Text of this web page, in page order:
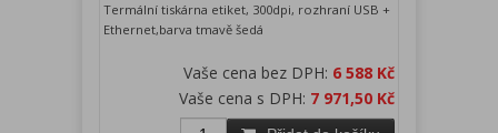
Termální tiskárna etiket, 300dpi, rozhraní USB +
Ethernet,barva tmavě šedá
Vaše cena bez DPH: 6 588 Kč
Vaše cena s DPH: 7 971,50 Kč